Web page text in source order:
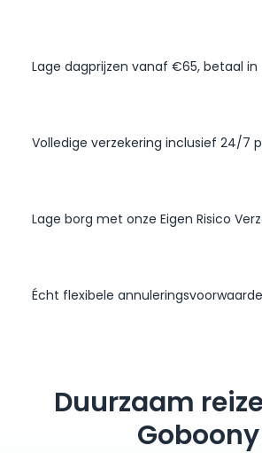
Lage dagprijzen vanaf €65, betaal
Volledige verzekering inclusief 24/7
Lage borg met onze Eigen Risico
Écht flexibele
Duurzaam
Goboony